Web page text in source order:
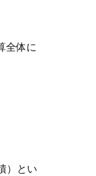
全体に
）とい